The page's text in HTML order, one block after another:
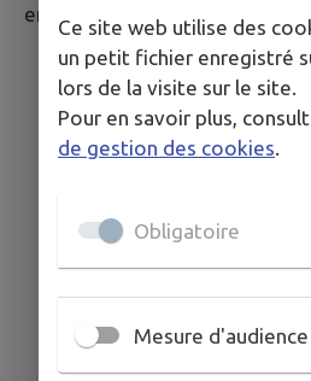
emplacements.
Ce site web utilise des
un petit fichier enregistré
lors de la visite sur le site.
Pour en savoir plus,
de gestion des cookies.
Obligatoire
Mesure